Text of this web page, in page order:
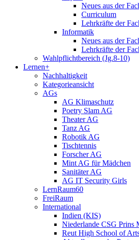
Neues aus der
Curriculum
Lehrkräfte der
Informatik
Neues aus der
Lehrkräfte der
Wahlpflichtbereich (Jg.8-10)
Lernen+
Nachhaltigkeit
Kategorieansicht
AGs
AG Klimaschutz
Poetry Slam AG
Theater AG
Tanz AG
Robotik AG
Tischtennis
Forscher AG
Mint AG für Mädchen
Sanitäter AG
AG IT Security Girls
LernRaum60
FreiRaum
International
Indien (KIS)
Niederlande CSG Prins
Reut High School of